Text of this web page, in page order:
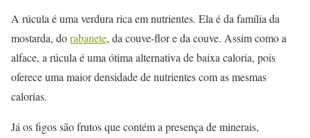
A rúcula é uma verdura rica em nutrientes. Ela é da família da
mostarda, dorabanete, da couve-flor e da couve. Assim como a
alface, a rúcula é uma ótima alternativa de baixa caloria, pois
oferece uma maior densidade de nutrientes com as mesmas
calorias.
Já os figos são frutos que contém a presença de minerais,